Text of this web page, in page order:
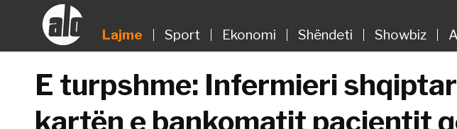
Lajme Sport Ekonomi Shëndeti Showbiz
E turpshme: Infermieri
kartën e bankomatit pacientit